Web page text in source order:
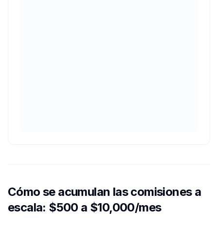
Cómo se acumulan las comisiones a
escala: $500 a $10,000/mes